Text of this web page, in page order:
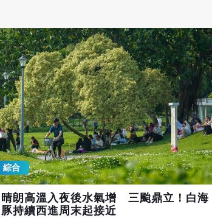
綜合
晴朗高溫入夜後水氣增 三颱鼎立！白海
豚持續西進周末起接近